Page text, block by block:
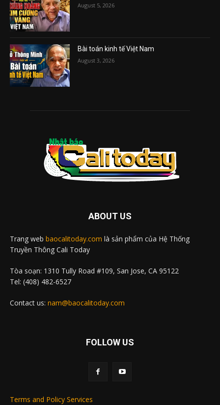
August 5, 2026
Bài toán kinh tế Việt Nam
August 3, 2026
ABOUT US
Trang web baocalitoday.com là sản phẩm của Hệ Thống
Truyền Thông Cali Today
Tòa soạn: 1310 Tully Road #109, San Jose, CA 95122
Tel: (408) 482-6527
Contact us: nam@baocalitoday.com
FOLLOW US
Terms and Policy Services